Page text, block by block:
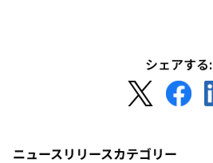
シェアする:
し
タ
新
ニュースリリースカテゴリー